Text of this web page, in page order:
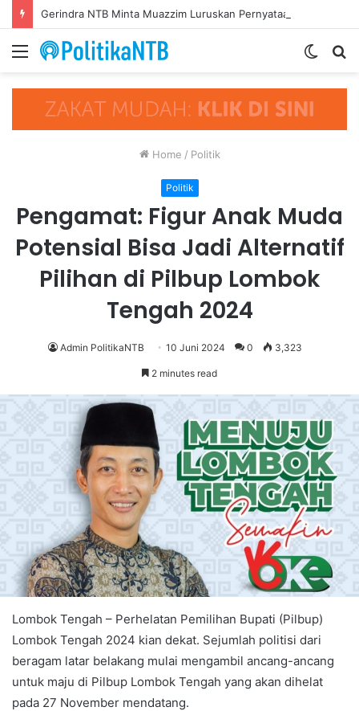
Menu
Switch
Home / Politik
Politik
Pengamat: Figur Anak Muda
Potensial Bisa Jadi Alternatif
Pilihan di Pilbup Lombok
Tengah 2024
Admin PolitikaNTB 10 Juni 2024 0 3,323
2 minutes read
Lombok Tengah – Perhelatan Pemilihan Bupati (Pilbup)
Lombok Tengah 2024 kian dekat. Sejumlah politisi dari
beragam latar belakang mulai mengambil ancang-ancang
untuk maju di Pilbup Lombok Tengah yang akan dihelat
pada 27 November mendatang.